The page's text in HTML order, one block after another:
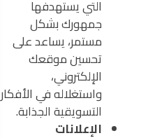
التي يستهدفها
جمهورك بشكل
مستمر، يساعد على
تحسين موقعك
الإلكتروني،
واستغلاله في الأفكار
التسويقية الجذابة.
الإعلانات